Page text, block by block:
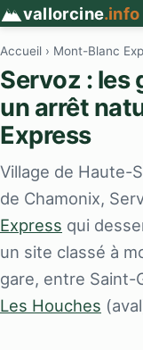
vallorcine.info
Accueil › Mont-Blanc
Servoz : les
un arrêt
Express
Village de Haute-
de Chamonix,
Express qui
un site classé à
gare, entre Saint-
Les Houches